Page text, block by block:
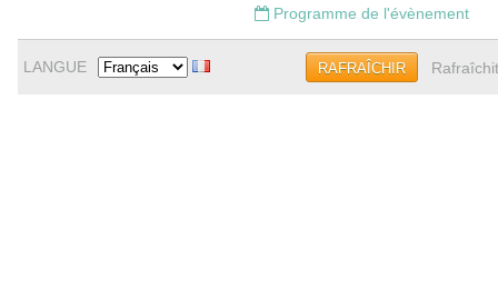
Programme de l'évènement
LANGUE RAFRAÎCHIR